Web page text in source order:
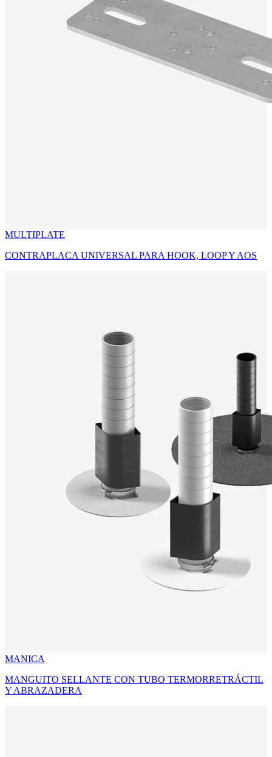
MULTIPLATE
CONTRAPLACA UNIVERSAL PARA HOOK, LOOP Y AOS
MANICA
MANGUITO SELLANTE CON TUBO TERMORRETRÁCTIL
Y ABRAZADERA